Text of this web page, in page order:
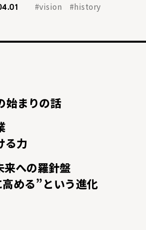
#vision #history
始まりの話
る力
来への羅針盤
高める”という進化